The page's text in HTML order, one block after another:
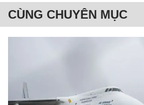
CÙNG CHUYÊN MỤC